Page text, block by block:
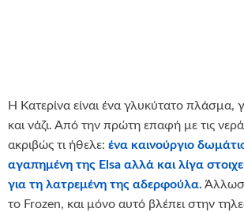
Η Κατερίνα είναι ένα γλυκύτατο πλάσμα,
και νάζι. Από την πρώτη επαφή με τις
ακριβώς τι ήθελε: ένα καινούργιο
αγαπημένη της Elsa αλλά και λίγα
για τη λατρεμένη της αδερφούλα.
το Frozen, και μόνο αυτό βλέπει στην